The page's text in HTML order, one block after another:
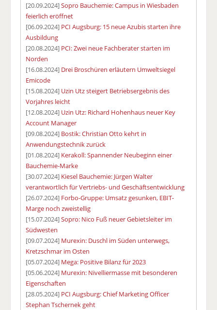
[20.09.2024]Sopro Bauchemie: Campus in Wiesbaden
feierlich eröffnet
[06.09.2024] PCI Augsburg: 15 neue Azubis starten ihre
Ausbildung
[20.08.2024] PCI: Zwei neue Fachberater starten im
Norden
[16.08.2024] Drei Broschüren erläutern Umweltsiegel
Emicode
[15.08.2024] Uzin Utz steigert Betriebsergebnis des
Vorjahres leicht
[12.08.2024] Uzin Utz: Richard Hohenhaus neuer Key
Account Manager
[09.08.2024] Bostik: Christian Otto kehrt in
Anwendungstechnik zurück
[01.08.2024] Kerakoll: Spannender Neubeginn einer
Bauchemie-Marke
[30.07.2024] Kiesel Bauchemie: Jürgen Walter
verantwortlich für Vertriebs- und Geschäftsentwicklung
[26.07.2024] Forbo-Gruppe: Umsatz gesunken, EBIT-
Marge noch zweistellig
[15.07.2024]Sopro: Nico Fuß neuer Gebietsleiter im
Südwesten
[09.07.2024] Murexin: Duschl im Süden unterwegs,
Kretzschmar im Osten
[05.07.2024] Mega: Positive Bilanz für 2023
[05.06.2024] Murexin: Nivelliermasse mit besonderen
Eigenschaften
[28.05.2024] PCI Augsburg: Chief Marketing Officer
Stephan Tschernek geht